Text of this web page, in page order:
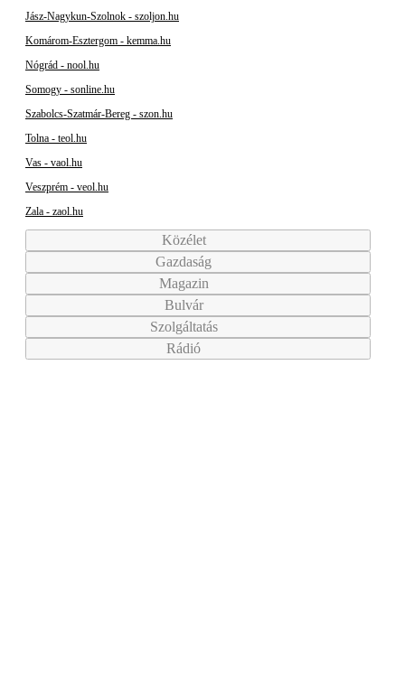
Jász-Nagykun-Szolnok - szoljon.hu
Komárom-Esztergom - kemma.hu
Nógrád - nool.hu
Somogy - sonline.hu
Szabolcs-Szatmár-Bereg - szon.hu
Tolna - teol.hu
Vas - vaol.hu
Veszprém - veol.hu
Zala - zaol.hu
Közélet
Gazdaság
Magazin
Bulvár
Szolgáltatás
Rádió